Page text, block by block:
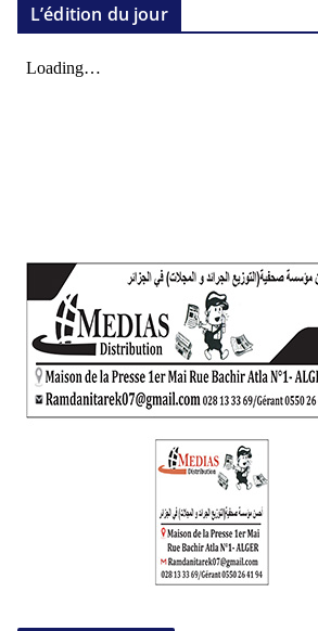
L’édition du jour